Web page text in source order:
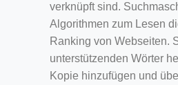
verknüpft sind.
Algorithmen zum Lesen
Ranking von Webseiten.
unterstützenden Wörter
Kopie hinzufügen und